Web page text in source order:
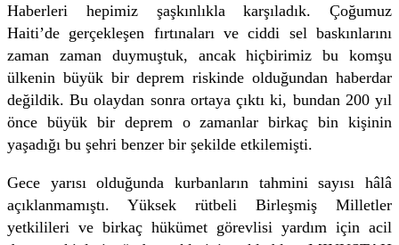
Haberleri hepimiz şaşkınlıkla karşıladık. Çoğumuz
Haiti’de gerçekleşen fırtınaları ve ciddi sel baskınlarını
zaman zaman duymuştuk, ancak hiçbirimiz bu komşu
ülkenin büyük bir deprem riskinde olduğundan haberdar
değildik. Bu olaydan sonra ortaya çıktı ki, bundan 200 yıl
önce büyük bir deprem o zamanlar birkaç bin kişinin
yaşadığı bu şehri benzer bir şekilde etkilemişti.
Gece yarısı olduğunda kurbanların tahmini sayısı hâlâ
açıklanmamıştı. Yüksek rütbeli Birleşmiş Milletler
yetkilileri ve birkaç hükümet görevlisi yardım için acil